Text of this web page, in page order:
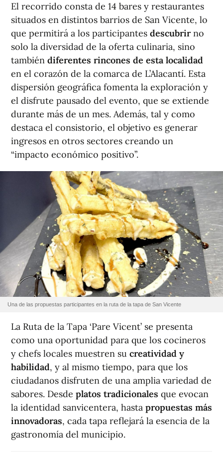
El recorrido consta de 14 bares y restaurantes
situados en distintos barrios de San Vicente, lo
que permitirá a los participantes descubrirno
solo la diversidad de la oferta culinaria, sino
también diferentes rincones de esta localidad
en el corazón de la comarca de L’Alacantí. Esta
dispersión geográfica fomenta la exploración y
el disfrute pausado del evento, que se extiende
durante más de un mes. Además, tal y como
destaca el consistorio, el objetivo es generar
ingresos en otros sectores creando un
“impacto económico positivo”.
Una de las propuestas participantes en la ruta de la tapa de San Vicente
La Ruta de la Tapa ‘Pare Vicent’ se presenta
como una oportunidad para que los cocineros
y chefs locales muestren su creatividad y
habilidad, y al mismo tiempo, para que los
ciudadanos disfruten de una amplia variedad de
sabores. Desde platos tradicionales que evocan
la identidad sanvicentera, hasta propuestas más
innovadoras, cada tapa reflejará la esencia de la
gastronomía del municipio.